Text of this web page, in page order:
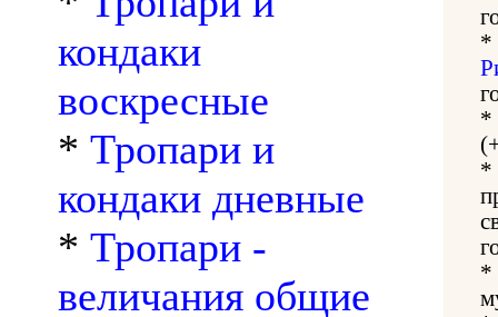
кондаки
воскресные
* Тропари и
кондаки дневные
* Тропари -
величания общие
*
*
*
*